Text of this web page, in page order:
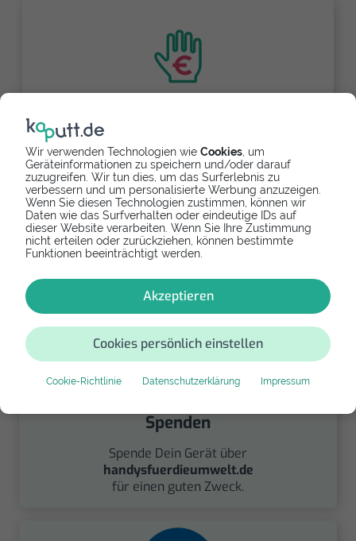
Wir verwenden Technologien wie Cookies , um
Geräteinformationen zu speichern und/oder darauf
zuzugreifen. Wir tun dies, um das Surferlebnis zu
verbessern und um personalisierte Werbung anzuzeigen.
Wenn Sie diesen Technologien zustimmen, können wir
Daten wie das Surfverhalten oder eindeutige IDs auf
dieser Website verarbeiten. Wenn Sie Ihre Zustimmung
nicht erteilen oder zurückziehen, können bestimmte
Funktionen beeinträchtigt werden.
Akzeptieren
Cookies persönlich einstellen
Cookie-Richtlinie Datenschutzerklärung Impressum
Refurbishtes/Neues Apple iPad 4
Falls Dein Apple iPad 4 zu kaputt ist und Du Dich
an Dein Gerät gewöhnt hast, dann erwirb als
Ersatz ein gebrauchtes Modell derselben Reihe.
81,99 €
Spenden
Spende Dein Gerät über
handysfuerdieumwelt.de
für einen guten Zweck.